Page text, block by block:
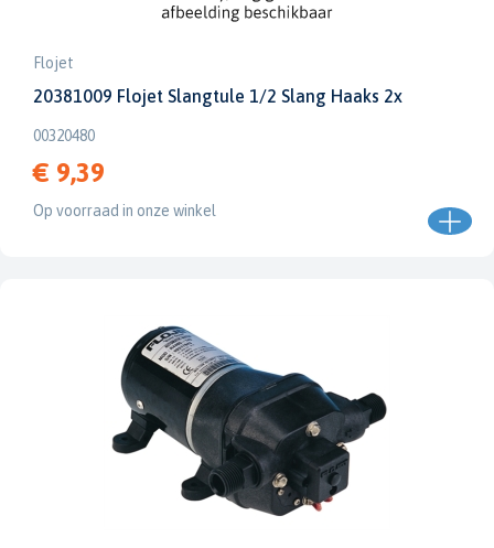
Flojet
20381009 Flojet Slangtule 1/2 Slang Haaks 2x
00320480
€ 9,39
Op voorraad in onze winkel